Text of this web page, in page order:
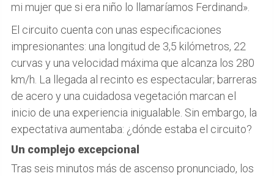
mi mujer que si era niño lo llamaríamos Ferdinand».
El circuito cuenta con unas especificaciones
impresionantes: una longitud de 3,5 kilómetros, 22
curvas y una velocidad máxima que alcanza los 280
km/h. La llegada al recinto es espectacular; barreras
de acero y una cuidadosa vegetación marcan el
inicio de una experiencia inigualable. Sin embargo, la
expectativa aumentaba: ¿dónde estaba el circuito?
Un complejo excepcional
Tras seis minutos más de ascenso pronunciado, los